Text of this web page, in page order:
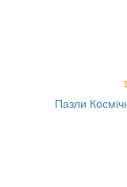
Пазли